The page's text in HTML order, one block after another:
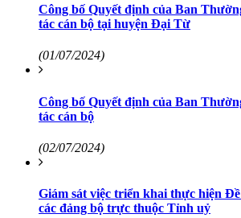
Công bố Quyết định của Ban
tác cán bộ tại huyện Đại Từ
(01/07/2024)
Công bố Quyết định của Ban
tác cán bộ
(02/07/2024)
Giám sát việc triển khai thực hiện
các đảng bộ trực thuộc Tỉnh uỷ